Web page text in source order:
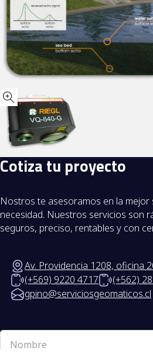
Cotiza tu proyecto
Nostros te asesoramos en la
necesidad. Nuestros servicios son
seguros, preciso, rentables y con
Av. Providencia 1208, oficina
(+569) 9220 4717
(+562)
gpino@serviciosgeomaticos.cl